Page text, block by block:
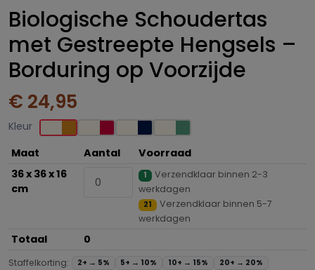
Biologische Schoudertas
met Gestreepte Hengsels –
Borduring op Voorzijde
€ 24,95
Kleur
Maat
Aantal
Voorraad
36 x 36 x 16
cm
1
Verzendklaar binnen 2-3
werkdagen
21
Verzendklaar binnen 5-7
werkdagen
Totaal 0
Staffelkorting: 2+ → 5% 5+ → 10% 10+ → 15% 20+ → 20%